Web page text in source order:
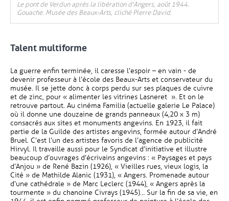
Le pont de Verdun après la libération d'Angers, août 1944.
Gouache. Musée des Beaux-Arts, cliché Pierre David.
Talent multiforme
La guerre enfin terminée, il caresse l’espoir – en vain - de
devenir professeur à l’école des Beaux-Arts et conservateur du
musée. Il se jette donc à corps perdu sur ses plaques de cuivre
et de zinc, pour « alimenter les vitrines Lasneret ». Et on le
retrouve partout. Au cinéma Familia (actuelle galerie Le Palace)
où il donne une douzaine de grands panneaux (4,20 x 3 m)
consacrés aux sites et monuments angevins. En 1923, il fait
partie de la Guilde des artistes angevins, formée autour d’André
Bruel. C’est l’un des artistes favoris de l’agence de publicité
Hirvyl. Il travaille aussi pour le Syndicat d’initiative et illustre
beaucoup d’ouvrages d’écrivains angevins : « Paysages et pays
d’Anjou » de René Bazin (1926), « Vieilles rues, vieux logis, la
Cité » de Mathilde Alanic (1931), « Angers. Promenade autour
d’une cathédrale » de Marc Leclerc (1944), « Angers après la
tourmente » du chanoine Civrays (1945)… Sur la fin de sa vie, en